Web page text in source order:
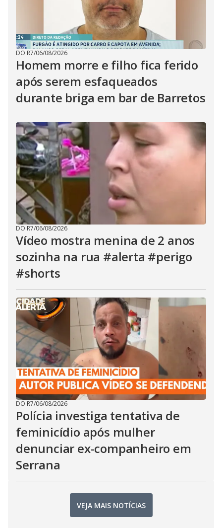
DO R7/06/08/2026
Homem morre e filho fica ferido
após serem esfaqueados
durante briga em bar de Barretos
DO R7/06/08/2026
Vídeo mostra menina de 2 anos
sozinha na rua #alerta #perigo
#shorts
DO R7/06/08/2026
Polícia investiga tentativa de
feminicídio após mulher
denunciar ex-companheiro em
Serrana
VEJA MAIS NOTÍCIAS